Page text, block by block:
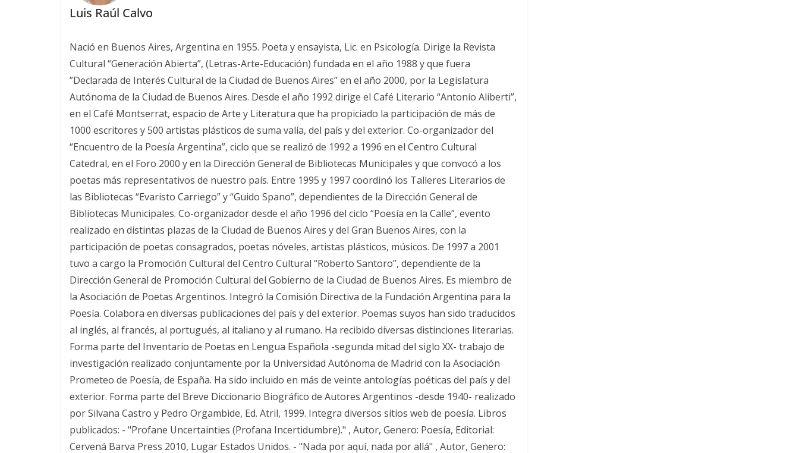
Luis Raúl Calvo
Nació en Buenos Aires, Argentina en 1955. Poeta y ensayista, Lic. en Psicología. Dirige la Revista
Cultural “Generación Abierta”, (Letras-Arte-Educación) fundada en el año 1988 y que fuera
”Declarada de Interés Cultural de la Ciudad de Buenos Aires” en el año 2000, por la Legislatura
Autónoma de la Ciudad de Buenos Aires. Desde el año 1992 dirige el Café Literario “Antonio Aliberti”,
en el Café Montserrat, espacio de Arte y Literatura que ha propiciado la participación de más de
1000 escritores y 500 artistas plásticos de suma valía, del país y del exterior. Co-organizador del
“Encuentro de la Poesía Argentina”, ciclo que se realizó de 1992 a 1996 en el Centro Cultural
Catedral, en el Foro 2000 y en la Dirección General de Bibliotecas Municipales y que convocó a los
poetas más representativos de nuestro país. Entre 1995 y 1997 coordinó los Talleres Literarios de
las Bibliotecas “Evaristo Carriego” y “Guido Spano”, dependientes de la Dirección General de
Bibliotecas Municipales. Co-organizador desde el año 1996 del ciclo “Poesía en la Calle”, evento
realizado en distintas plazas de la Ciudad de Buenos Aires y del Gran Buenos Aires, con la
participación de poetas consagrados, poetas nóveles, artistas plásticos, músicos. De 1997 a 2001
tuvo a cargo la Promoción Cultural del Centro Cultural “Roberto Santoro”, dependiente de la
Dirección General de Promoción Cultural del Gobierno de la Ciudad de Buenos Aires. Es miembro de
la Asociación de Poetas Argentinos. Integró la Comisión Directiva de la Fundación Argentina para la
Poesía. Colabora en diversas publicaciones del país y del exterior. Poemas suyos han sido traducidos
al inglés, al francés, al portugués, al italiano y al rumano. Ha recibido diversas distinciones literarias.
Forma parte del Inventario de Poetas en Lengua Española -segunda mitad del siglo XX- trabajo de
investigación realizado conjuntamente por la Universidad Autónoma de Madrid con la Asociación
Prometeo de Poesía, de España. Ha sido incluido en más de veinte antologías poéticas del país y del
exterior. Forma parte del Breve Diccionario Biográfico de Autores Argentinos -desde 1940- realizado
por Silvana Castro y Pedro Orgambide, Ed. Atril, 1999. Integra diversos sitios web de poesía. Libros
publicados: - "Profane Uncertainties (Profana Incertidumbre)." , Autor, Genero: Poesía, Editorial:
Cervená Barva Press 2010, Lugar Estados Unidos. - "Nada por aquí, nada por allá" , Autor, Genero: